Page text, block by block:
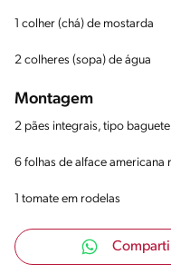
1 colher (chá) de mostarda
2 colheres (sopa) de água
Montagem
2 pães integrais, tipo baguete
6 folhas de alface americana
1 tomate em rodelas